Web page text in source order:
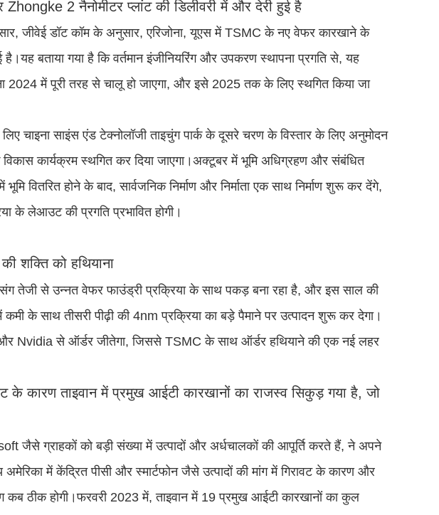
2 नैनोमीटर प्लांट की डिलीवरी में और देरी हुई है
जीवेई डॉट कॉम के अनुसार, एरिजोना, यूएस में TSMC के नए वेफर कारखाने के
बताया गया है कि वर्तमान इंजीनियरिंग और उपकरण स्थापना प्रगति से, यह
2024 में पूरी तरह से चालू हो जाएगा, और इसे 2025 तक के लिए स्थगित किया जा
चाइना साइंस एंड टेक्नोलॉजी ताइचुंग पार्क के दूसरे चरण के विस्तार के लिए अनुमोदन
कार्यक्रम स्थगित कर दिया जाएगा।अक्टूबर में भूमि अधिग्रहण और संबंधित
वितरित होने के बाद, सार्वजनिक निर्माण और निर्माता एक साथ निर्माण शुरू कर देंगे,
के लेआउट की प्रगति प्रभावित होगी।
शक्ति को हथियाना
तेजी से उन्नत वेफर फाउंड्री प्रक्रिया के साथ पकड़ बना रहा है, और इस साल की
के साथ तीसरी पीढ़ी की 4nm प्रक्रिया का बड़े पैमाने पर उत्पादन शुरू कर देगा।
Nvidia से ऑर्डर जीतेगा, जिससे TSMC के साथ ऑर्डर हथियाने की एक नई लहर
के कारण ताइवान में प्रमुख आईटी कारखानों का राजस्व सिकुड़ गया है, जो
जैसे ग्राहकों को बड़ी संख्या में उत्पादों और अर्धचालकों की आपूर्ति करते हैं, ने अपने
में केंद्रित पीसी और स्मार्टफोन जैसे उत्पादों की मांग में गिरावट के कारण और
कब ठीक होगी।फरवरी 2023 में, ताइवान में 19 प्रमुख आईटी कारखानों का कुल